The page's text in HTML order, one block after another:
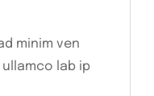
minim ven
lab ip